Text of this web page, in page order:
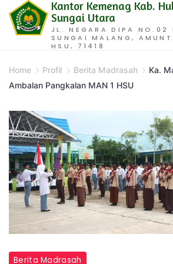
Skip
JL. NEGARA DIPA NO.02
SUNGAI MALANG,
HSU, 71418
Kantor Kemenag Kab.
Sungai Utara
Home Profil Berita Madrasah
Ka.
Ambalan Pangkalan MAN 1 HSU
Berita Madrasah